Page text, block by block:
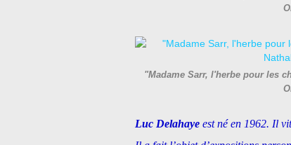
"Madame Sarr, l'herbe pour les
Luc Delahaye est né en 1962. Il